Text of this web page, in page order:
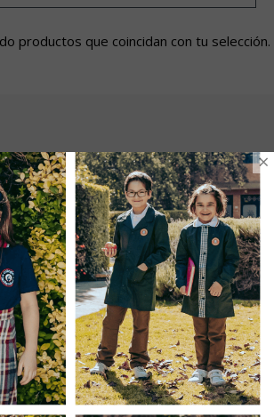
productos que coincidan con tu selección.
×